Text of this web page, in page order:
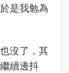
是我勉為
沒了，其
續邊抖